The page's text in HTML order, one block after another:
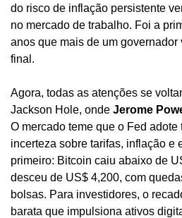
do risco de inflação persistente
no mercado de trabalho. Foi a
anos que mais de um
final.
Agora, todas as atenções se
Jackson Hole, onde Jerome
O mercado teme que o Fed
incerteza sobre tarifas, inflação e
primeiro: Bitcoin caiu abaixo de
desceu de US$ 4,200, com
bolsas. Para investidores, o
barata que impulsiona ativos